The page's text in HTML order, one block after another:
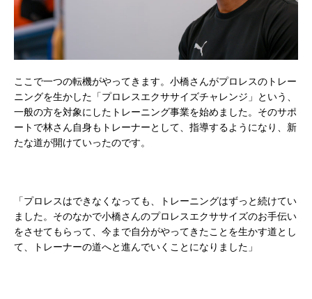
ここで一つの転機がやってきます。小橋さんがプロレスのトレー
ニングを生かした「プロレスエクササイズチャレンジ」という、
一般の方を対象にしたトレーニング事業を始めました。そのサポ
ートで林さん自身もトレーナーとして、指導するようになり、新
たな道が開けていったのです。
「プロレスはできなくなっても、トレーニングはずっと続けてい
ました。そのなかで小橋さんのプロレスエクササイズのお手伝い
をさせてもらって、今まで自分がやってきたことを生かす道とし
て、トレーナーの道へと進んでいくことになりました」